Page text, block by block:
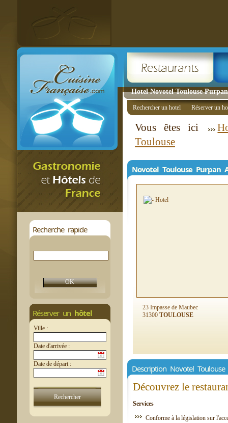
Hotel Novotel Toulouse
Recherche rapide
Réserver un hôtel
Ville :
Date d'arrivée :
Date de départ :
Rechercher un hotel Réserver un
Vous êtes ici
Toulouse
Novotel Toulouse Purpan
23 Impasse de Maubec
31300 TOULOUSE
Description Novotel
Découvrez le
Services
Conforme à la législation sur